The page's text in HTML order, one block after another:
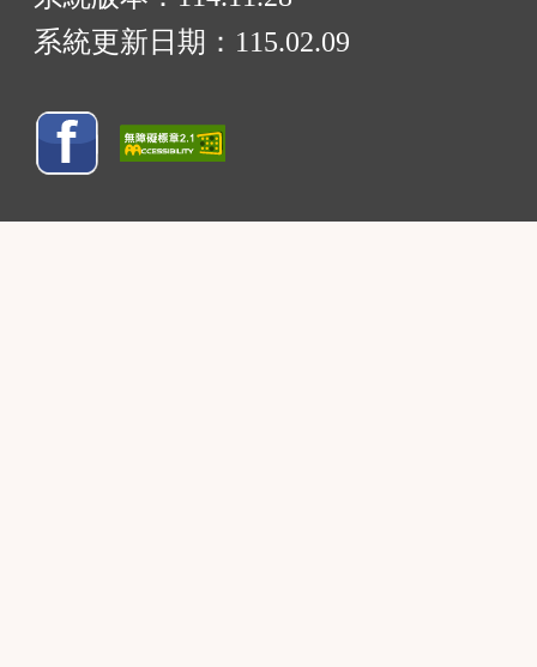
系統更新日期： 115.02.09